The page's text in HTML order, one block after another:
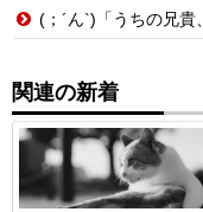
(；´ん`)「うちの兄貴、
関連の新着